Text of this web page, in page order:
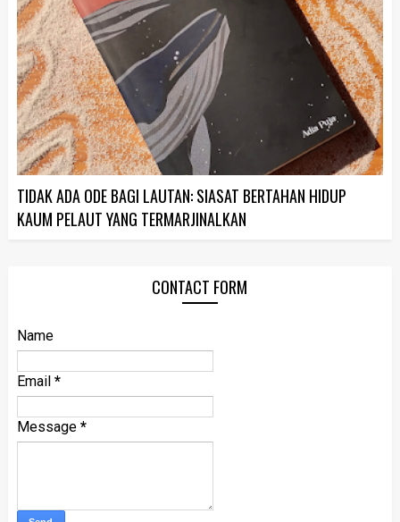
TIDAK ADA ODE BAGI LAUTAN: SIASAT BERTAHAN HIDUP
KAUM PELAUT YANG TERMARJINALKAN
CONTACT FORM
Name
Email *
Message *